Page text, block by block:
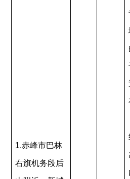
1.赤峰市巴林
右旗机务段后